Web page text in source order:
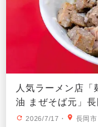
人気ラーメン店
油 まぜそば元」
2026/7/17 ・ 長岡市